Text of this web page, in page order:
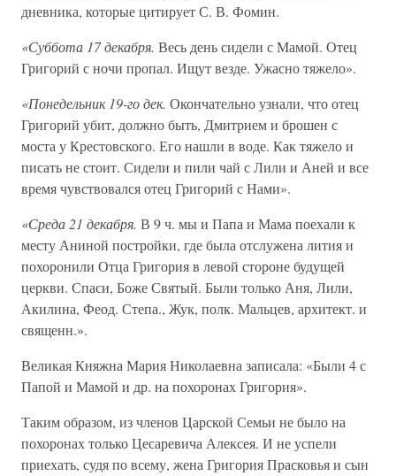
дневника, которые цитирует С. В. Фомин.
«Суббота 17 декабря. Весь день сидели с Мамой. Отец
Григорий с ночи пропал. Ищут везде. Ужасно тяжело».
«Понедельник 19-го дек. Окончательно узнали, что отец
Григорий убит, должно быть, Дмитрием и брошен с
моста у Крестовского. Его нашли в воде. Как тяжело и
писать не стоит. Сидели и пили чай с Лили и Аней и все
время чувствовался отец Григорий с Нами».
«Среда 21 декабря. В 9 ч. мы и Папа и Мама поехали к
месту Аниной постройки, где была отслужена лития и
похоронили Отца Григория в левой стороне будущей
церкви. Спаси, Боже Святый. Были только Аня, Лили,
Акилина, Феод. Степа., Жук, полк. Мальцев, архитект. и
священн.».
Великая Княжна Мария Николаевна записала: «Были 4 с
Папой и Мамой и др. на похоронах Григория».
Таким образом, из членов Царской Семьи не было на
похоронах только Цесаревича Алексея. И не успели
приехать, судя по всему, жена Григория Прасковья и сын